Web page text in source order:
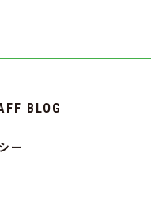
BLOG
ー